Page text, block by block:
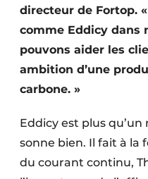
directeur de Fortop.
comme Eddicy dans
pouvons aider les
ambition d’une
carbone. »
Eddicy est plus
sonne bien. Il fait à la
du courant continu,